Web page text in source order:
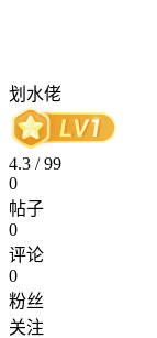
划水佬
4.3 /99
0
帖子
0
评论
0
粉丝
关注